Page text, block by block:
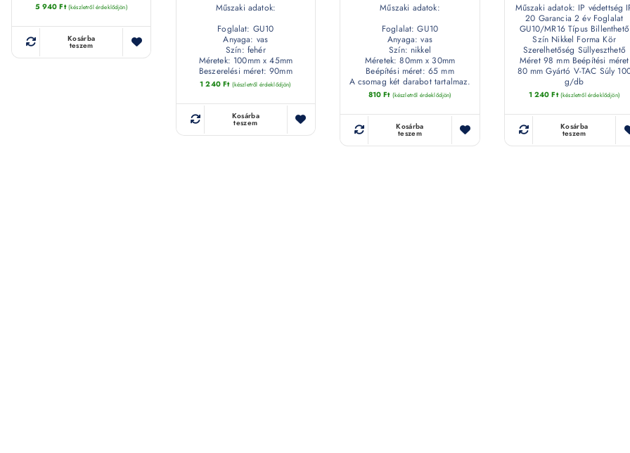
5 940Ft (készletről érdeklődjön)
Kosárba
teszem
Műszaki adatok:
Foglalat: GU10
Anyaga: vas
Szín: fehér
Méretek: 100mm x 45mm
Beszerelési méret: 90mm
1 240Ft (készletről érdeklődjön)
Kosárba
teszem
Műszaki adatok:
Foglalat: GU10
Anyaga: vas
Szín: nikkel
Méretek: 80mm x 30mm
Beépítési méret: 65 mm
A csomag két darabot tartalmaz.
810Ft (készletről érdeklődjön)
Kosárba
teszem
Műszaki adatok: IP védettség
20 Garancia 2 év Foglalat
GU10/MR16 Típus Billenthető
Szín Nikkel Forma Kör
Szerelhetőség Süllyeszthető
Méret 98 mm Beépítési méret
80 mm Gyártó V-TAC Súly
g/db
1 240Ft (készletről érdeklődjön)
Kosárba
teszem